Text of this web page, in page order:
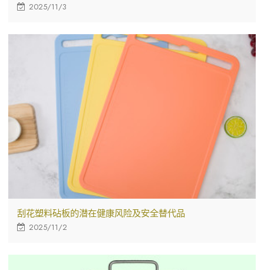
2025/11/3
刮花塑料砧板的潜在健康风险及安全替代品
2025/11/2